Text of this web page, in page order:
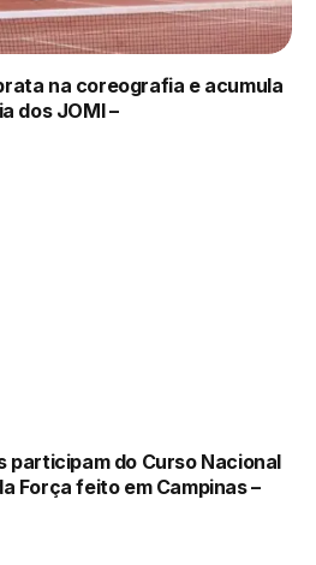
na coreografia e acumula
dos JOMI –
participam do Curso Nacional
Força feito em Campinas –